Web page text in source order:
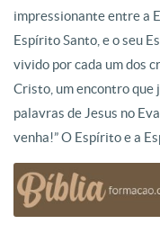
impressionante entre a
Espírito Santo, e o seu
vivido por cada um dos
Cristo, um encontro que
palavras de Jesus no
venha!” O Espírito e a